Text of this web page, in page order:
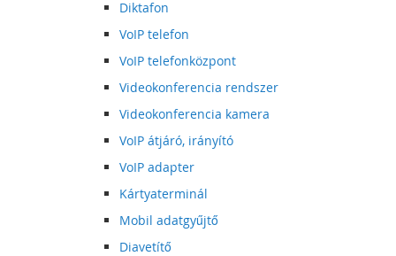
Diktafon
VoIP telefon
VoIP telefonközpont
Videokonferencia rendszer
Videokonferencia kamera
VoIP átjáró, irányító
VoIP adapter
Kártyaterminál
Mobil adatgyűjtő
Diavetítő